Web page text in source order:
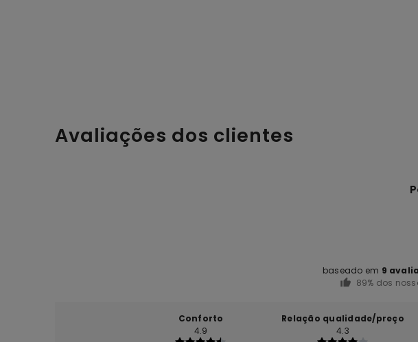
Avaliações dos clientes
baseado em 9
89% dos
Conforto
4.9
Relação qualidade/preço
4.3